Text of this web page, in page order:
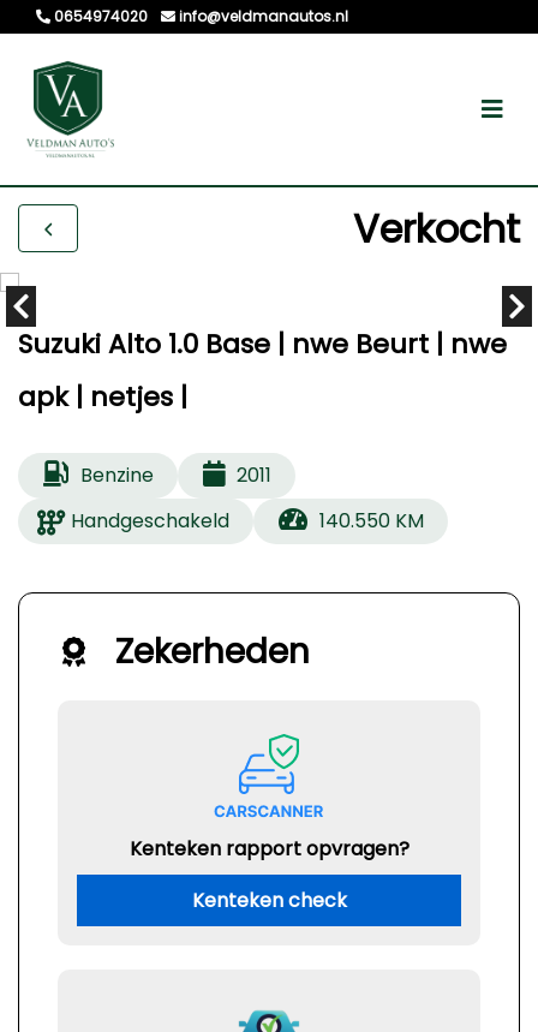
0654974020 info@veldmanautos.nl
Verkocht
Suzuki Alto 1.0 Base | nwe Beurt | nwe
apk | netjes |
Benzine
2011
Handgeschakeld
140.550 KM
Zekerheden
Kenteken rapport opvragen?
Kenteken check